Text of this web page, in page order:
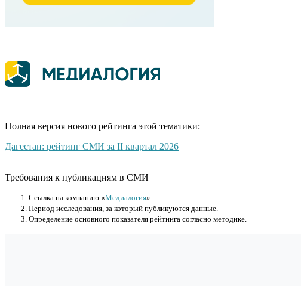
Полная версия нового рейтинга этой тематики:
Дагестан: рейтинг СМИ за II квартал 2026
Требования к публикациям в СМИ
Cсылка на компанию «Медиалогия».
Период исследования, за который публикуются данные.
Определение основного показателя рейтинга согласно методике.